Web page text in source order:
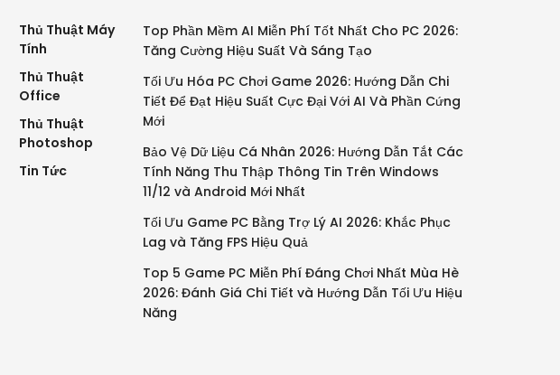
Thủ Thuật Máy
Tính
Thủ Thuật
Office
Thủ Thuật
Photoshop
Tin Tức
Top Phần Mềm AI Miễn Phí Tốt Nhất Cho PC 2026:
Tăng Cường Hiệu Suất Và Sáng Tạo
Tối Ưu Hóa PC Chơi Game 2026: Hướng Dẫn Chi
Tiết Để Đạt Hiệu Suất Cực Đại Với AI Và Phần Cứng
Mới
Bảo Vệ Dữ Liệu Cá Nhân 2026: Hướng Dẫn Tắt Các
Tính Năng Thu Thập Thông Tin Trên Windows
11/12 và Android Mới Nhất
Tối Ưu Game PC Bằng Trợ Lý AI 2026: Khắc Phục
Lag và Tăng FPS Hiệu Quả
Top 5 Game PC Miễn Phí Đáng Chơi Nhất Mùa Hè
2026: Đánh Giá Chi Tiết và Hướng Dẫn Tối Ưu Hiệu
Năng